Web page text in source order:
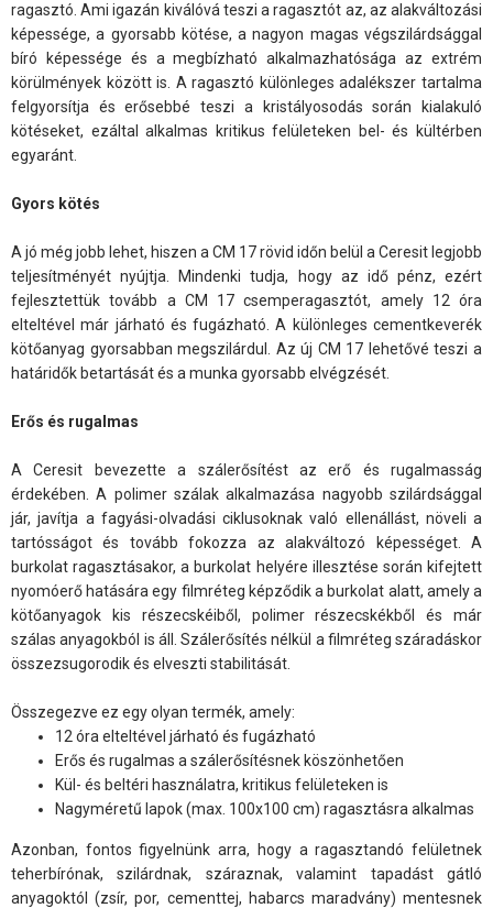
ragasztó. Ami igazán kiválóvá teszi a ragasztót az, az alakváltozási
képessége, a gyorsabb kötése, a nagyon magas végszilárdsággal
bíró képessége és a megbízható alkalmazhatósága az extrém
körülmények között is. A ragasztó különleges adalékszer tartalma
felgyorsítja és erősebbé teszi a kristályosodás során kialakuló
kötéseket, ezáltal alkalmas kritikus felületeken bel- és kültérben
egyaránt.
Gyors kötés
A jó még jobb lehet, hiszen a CM 17 rövid időn belül a Ceresit legjobb
teljesítményét nyújtja. Mindenki tudja, hogy az idő pénz, ezért
fejlesztettük tovább a CM 17 csemperagasztót, amely 12 óra
elteltével már járható és fugázható. A különleges cementkeverék
kötőanyag gyorsabban megszilárdul. Az új CM 17 lehetővé teszi a
határidők betartását és a munka gyorsabb elvégzését.
Erős és rugalmas
A Ceresit bevezette a szálerősítést az erő és rugalmasság
érdekében. A polimer szálak alkalmazása nagyobb szilárdsággal
jár, javítja a fagyási-olvadási ciklusoknak való ellenállást, növeli a
tartósságot és tovább fokozza az alakváltozó képességet. A
burkolat ragasztásakor, a burkolat helyére illesztése során kifejtett
nyomóerő hatására egy filmréteg képződik a burkolat alatt, amely a
kötőanyagok kis részecskéiből, polimer részecskékből és már
szálas anyagokból is áll. Szálerősítés nélkül a filmréteg száradáskor
összezsugorodik és elveszti stabilitását.
Összegezve ez egy olyan termék, amely:
12 óra elteltével járható és fugázható
Erős és rugalmas a szálerősítésnek köszönhetően
Kül- és beltéri használatra, kritikus felületeken is
Nagyméretű lapok (max. 100x100 cm) ragasztásra alkalmas
Azonban, fontos figyelnünk arra, hogy a ragasztandó felületnek
teherbírónak, szilárdnak, száraznak, valamint tapadást gátló
anyagoktól (zsír, por, cementtej, habarcs maradvány) mentesnek